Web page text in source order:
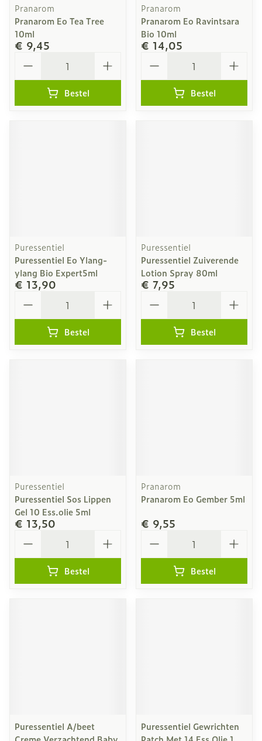
Pranarom
Pranarom Eo Tea Tree
10ml
€ 9,45
Bestel
Pranarom
Pranarom Eo Ravintsara
Bio 10ml
€ 14,05
Bestel
Puressentiel
Puressentiel Eo Ylang-
ylang Bio Expert5ml
€ 13,90
Bestel
Puressentiel
Puressentiel Zuiverende
Lotion Spray 80ml
€ 7,95
Bestel
Puressentiel
Puressentiel Sos Lippen
Gel 10 Ess.olie 5ml
€ 13,50
Bestel
Pranarom
Pranarom Eo Gember 5ml
€ 9,55
Bestel
Puressentiel A/beet
Puressentiel Gewrichten